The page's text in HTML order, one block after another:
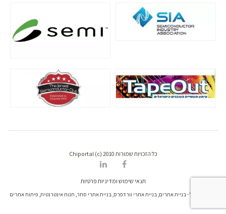
כל הזכויות שמורות Chiportal (c) 2010
תנאי שימוש ומדיניות פרטיות
דרונט דיגיטל - בניית אתרים, בניית אתרי וורדפרס, בניית אתרי סחר, חנות אינטרנטית, פיתוח אתרים